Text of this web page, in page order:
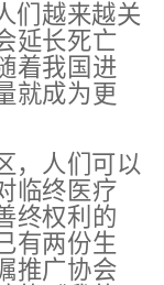
们越来越关
延长死亡
着我国进
就成为更
，人们可以
临终医疗
终权利的
有两份生
推广协会